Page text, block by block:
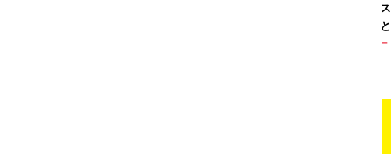
。ガソリンス
タンドや整備工場の既存インフラを活用すること
リー